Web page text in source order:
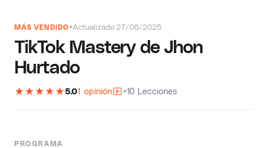
MÁS VENDIDO Actualizado 27/06/2025
TikTok Mastery de Jhon
Hurtado
★ ★ ★ ★ ★5.01 opinión +10 Lecciones
PROGRAMA